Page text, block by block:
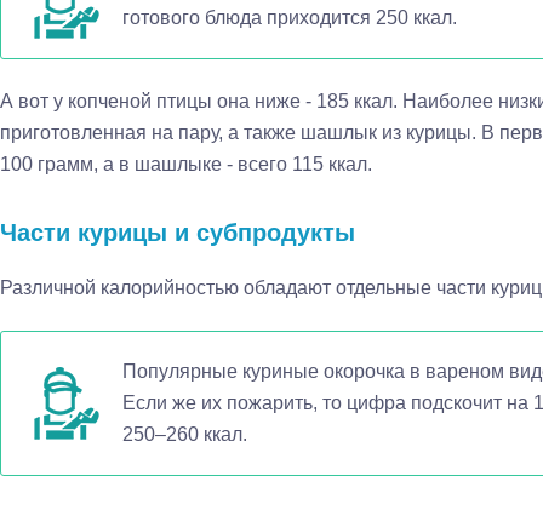
готового блюда приходится 250 ккал.
А вот у копченой птицы она ниже - 185 ккал. Наиболее
приготовленная на пару, а также шашлык из курицы. В
100 грамм, а в шашлыке - всего 115 ккал.
Части курицы и субпродукты
Различной калорийностью обладают отдельные части
Популярные куриные окорочка в вареном
Если же их пожарить, то цифра подскочит на
250–260 ккал.